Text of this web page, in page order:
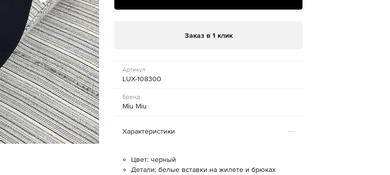
Заказ в 1 клик
Артикул
LUX-108300
Бренд
Miu Miu
Характеристики
Цвет: черный
Детали: белые вставки на жилете и брюках